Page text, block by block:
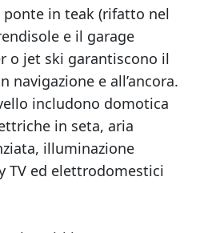
ponte in teak (rifatto nel
e il garage
o jet ski garantiscono il
navigazione e all’ancora.
includono domotica
in seta, aria
illuminazione
TV ed elettrodomestici